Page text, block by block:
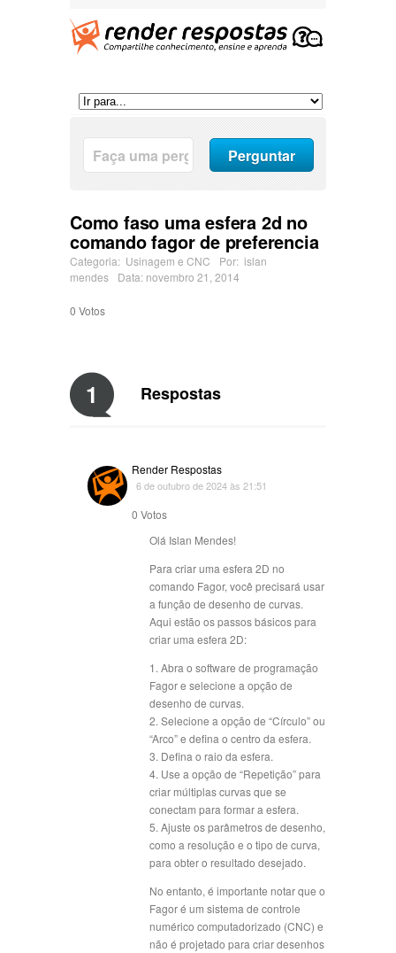
Como faso uma esfera 2d no
comando fagor de preferencia
Categoria: Usinagem e CNC Por: islan
mendes
Data: novembro 21, 2014
0 Votos
1 Respostas
Render Respostas
6 de outubro de 2024 às 21:51
0 Votos
Olá Islan Mendes!
Para criar uma esfera 2D no
comando Fagor, você precisará usar
a função de desenho de curvas.
Aqui estão os passos básicos para
criar uma esfera 2D:
1. Abra o software de programação
Fagor e selecione a opção de
desenho de curvas.
2. Selecione a opção de “Círculo” ou
“Arco” e defina o centro da esfera.
3. Defina o raio da esfera.
4. Use a opção de “Repetição” para
criar múltiplas curvas que se
conectam para formar a esfera.
5. Ajuste os parâmetros de desenho,
como a resolução e o tipo de curva,
para obter o resultado desejado.
No entanto, é importante notar que o
Fagor é um sistema de controle
numérico computadorizado (CNC) e
não é projetado para criar desenhos